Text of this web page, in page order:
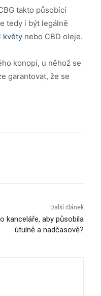
takto působící
tedy i být legálně
květy nebo CBD oleje.
konopí, u něhož se
garantovat, že se
Další článek
kanceláře, aby působila
útulně a nadčasově?